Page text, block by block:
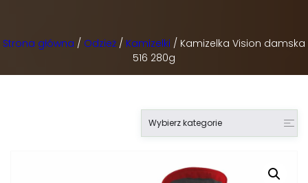
Strona główna / Odzież / Kamizelki / Kamizelka Vision damska
516 280g
Wybierz kategorie